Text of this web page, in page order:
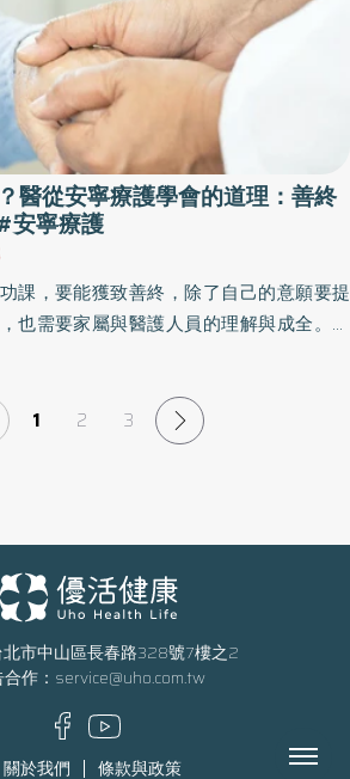
醫從安寧療護學會的道理：善終
安寧療護
課，要能獲致善終，除了自己的意願要提
也需要家屬與醫護人員的理解與成全。奇
，在生命的最後一刻，都活得像自己，而
利，也是安寧照護的普世價值。以下為原
1 2 3
市中山區長春路328號7樓之2
作： service@uho.com.tw
關於我們 條款與政策 Menu